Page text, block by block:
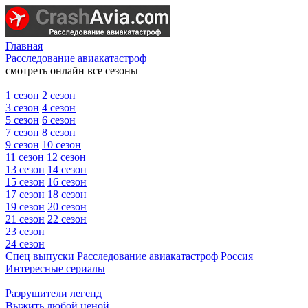
Главная
Расследование авиакатастроф
смотреть онлайн все сезоны
1 сезон 2 сезон
3 сезон 4 сезон
5 сезон 6 сезон
7 сезон 8 сезон
9 сезон 10 сезон
11 сезон 12 сезон
13 сезон 14 сезон
15 сезон 16 сезон
17 сезон 18 сезон
19 сезон 20 сезон
21 сезон 22 сезон
23 сезон
24 сезон
Спец выпуски Расследование авиакатастроф Россия
Интересные сериалы
Разрушители легенд
Выжить любой ценой